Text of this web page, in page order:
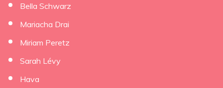
Bella Schwarz
Mariacha Drai
Miriam Peretz
Sarah Lévy
Hava